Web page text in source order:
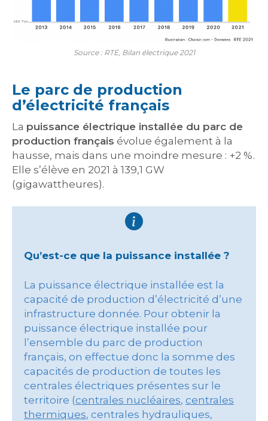
Source : RTE, Bilan électrique 2021
Le parc de production
d’électricité français
La puissance électrique installée du parc de
production français évolue également à la
hausse, mais dans une moindre mesure : +2 %.
Elle s’élève en 2021 à 139,1 GW
(gigawattheures).
Qu’est-ce que la puissance installée ?
La puissance électrique installée est la
capacité de production d’électricité d’une
infrastructure donnée. Pour obtenir la
puissance électrique installée pour
l’ensemble du parc de production
français, on effectue donc la somme des
capacités de production de toutes les
centrales électriques présentes sur le
territoire (centrales nucléaires, centrales
thermiques, centrales hydrauliques,